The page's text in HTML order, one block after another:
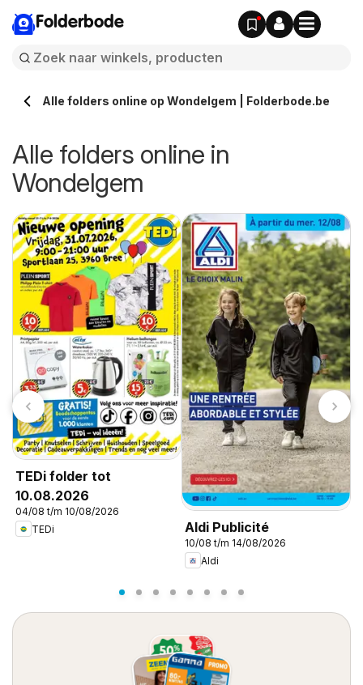
Folderbode
Alle folders online op Wondelgem | Folderbode.be
Alle folders online in
Wondelgem
TEDi folder tot
10.08.2026
04/08 t/m 10/08/2026
TEDi
Aldi Publicité
10/08 t/m 14/08/2026
Aldi